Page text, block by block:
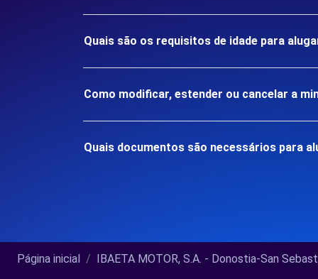
Quais são os requisitos de idade para
Como modificar, estender ou cancelar a
Quais documentos são necessários para
Página inicial IBAETA MOTOR, S.A. - Donostia-San